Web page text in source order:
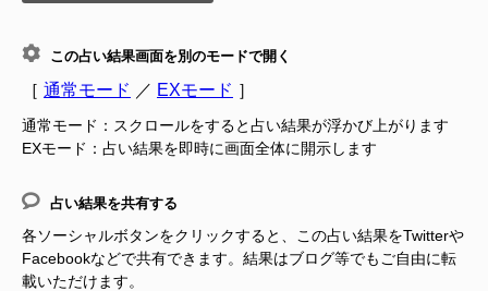
この占い結果画面を別のモードで開く
［ 通常モード ／ EXモード ］
通常モード：スクロールをすると占い結果が浮かび上がります
EXモード：占い結果を即時に画面全体に開示します
占い結果を共有する
各ソーシャルボタンをクリックすると、この占い結果をTwitterや
Facebookなどで共有できます。結果はブログ等でもご自由に転
載いただけます。